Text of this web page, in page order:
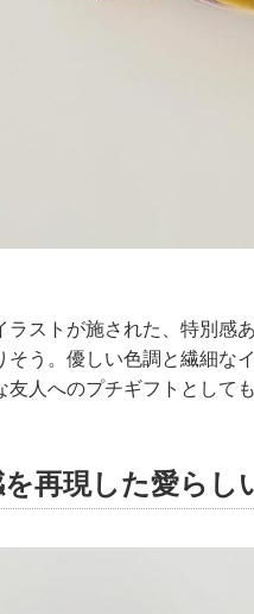
ラストが施された、特別感
そう。優しい色調と繊細な
人へのプチギフトとして
再現した愛らし